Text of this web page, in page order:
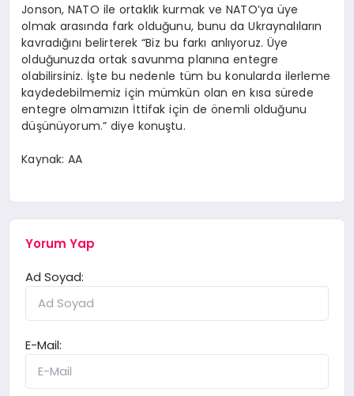
Jonson, NATO ile ortaklık kurmak ve NATO’ya üye
olmak arasında fark olduğunu, bunu da Ukraynalıların
kavradığını belirterek “Biz bu farkı anlıyoruz. Üye
olduğunuzda ortak savunma planına entegre
olabilirsiniz. İşte bu nedenle tüm bu konularda ilerleme
kaydedebilmemiz için mümkün olan en kısa sürede
entegre olmamızın İttifak için de önemli olduğunu
düşünüyorum.” diye konuştu.
Kaynak: AA
Yorum Yap
Ad Soyad:
E-Mail: